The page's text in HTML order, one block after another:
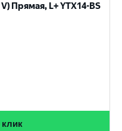
Прямая, L+ YTX14-BS
клик